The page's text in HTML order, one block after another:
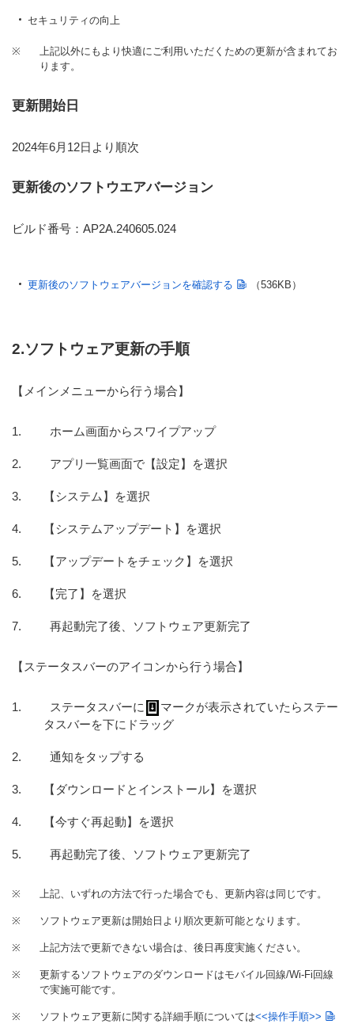
セキュリティの向上
※
上記以外にもより快適にご利用いただくための更新が含まれてお
ります。
更新開始日
2024年6月12日より順次
更新後のソフトウエアバージョン
ビルド番号：AP2A.240605.024
更新後のソフトウェアバージョンを確認する （536KB）
2.ソフトウェア更新の手順
【メインメニューから行う場合】
ホーム画面からスワイプアップ
アプリ一覧画面で【設定】を選択
【システム】を選択
【システムアップデート】を選択
【アップデートをチェック】を選択
【完了】を選択
再起動完了後、ソフトウェア更新完了
【ステータスバーのアイコンから行う場合】
ステータスバーに
マークが表示されていたらステー
タスバーを下にドラッグ
通知をタップする
【ダウンロードとインストール】を選択
【今すぐ再起動】を選択
再起動完了後、ソフトウェア更新完了
※ 上記、いずれの方法で行った場合でも、更新内容は同じです。
※ ソフトウェア更新は開始日より順次更新可能となります。
※ 上記方法で更新できない場合は、後日再度実施ください。
※
更新するソフトウェアのダウンロードはモバイル回線/Wi-Fi回線
で実施可能です。
※ ソフトウェア更新に関する詳細手順については<<操作手順>>